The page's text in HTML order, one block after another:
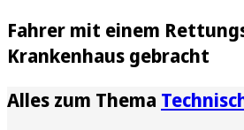
Fahrer mit einem
Krankenhaus gebracht
Alles zum Thema